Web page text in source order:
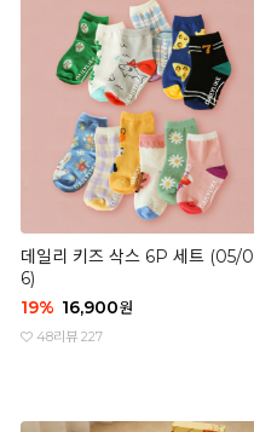
데일리 키즈 삭스 6P 세트 (05/0
6)
19% 16,900원
48리뷰 227